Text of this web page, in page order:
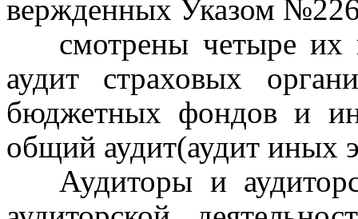
вержденных Указом
смотрены четыре их
аудит страховых
бюджетных фондов и
общий аудит(аудит иных
Аудиторы и